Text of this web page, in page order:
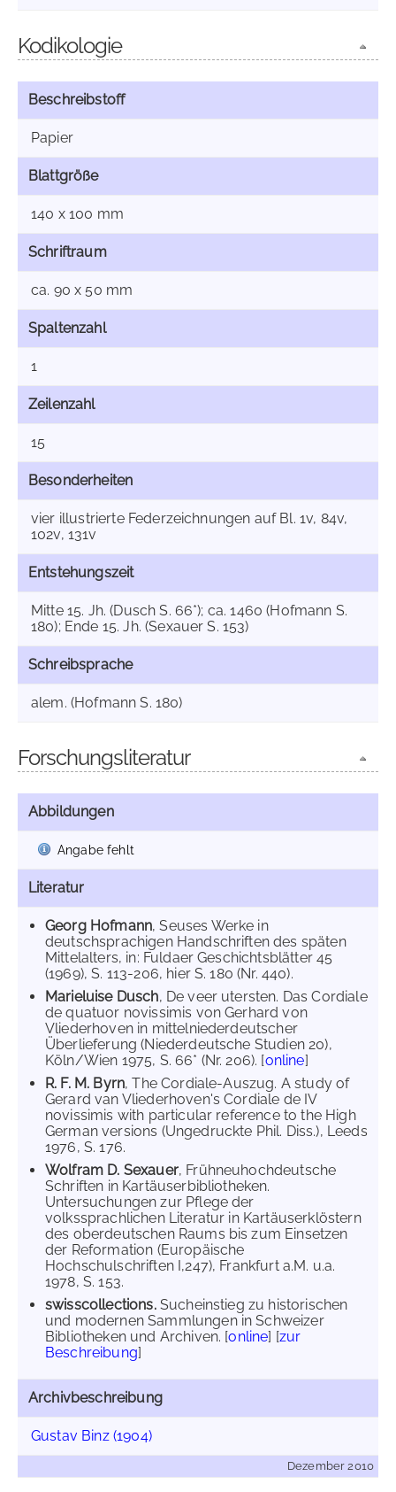
Kodikologie
Beschreibstoff
Papier
Blattgröße
140 x 100 mm
Schriftraum
ca. 90 x 50 mm
Spaltenzahl
1
Zeilenzahl
15
Besonderheiten
vier illustrierte Federzeichnungen auf Bl. 1v, 84v,
102v, 131v
Entstehungszeit
Mitte 15. Jh. (Dusch S. 66*); ca. 1460 (Hofmann S.
180); Ende 15. Jh. (Sexauer S. 153)
Schreibsprache
alem. (Hofmann S. 180)
Forschungsliteratur
Abbildungen
Angabe fehlt
Literatur
Georg Hofmann, Seuses Werke in
deutschsprachigen Handschriften des späten
Mittelalters, in: Fuldaer Geschichtsblätter 45
(1969), S. 113-206, hier S. 180 (Nr. 440).
Marieluise Dusch, De veer utersten. Das Cordiale
de quatuor novissimis von Gerhard von
Vliederhoven in mittelniederdeutscher
Überlieferung (Niederdeutsche Studien 20),
Köln/Wien 1975, S. 66* (Nr. 206). [online]
R. F. M. Byrn, The Cordiale-Auszug. A study of
Gerard van Vliederhoven's Cordiale de IV
novissimis with particular reference to the High
German versions (Ungedruckte Phil. Diss.), Leeds
1976, S. 176.
Wolfram D. Sexauer, Frühneuhochdeutsche
Schriften in Kartäuserbibliotheken.
Untersuchungen zur Pflege der
volkssprachlichen Literatur in Kartäuserklöstern
des oberdeutschen Raums bis zum Einsetzen
der Reformation (Europäische
Hochschulschriften I,247), Frankfurt a.M. u.a.
1978, S. 153.
swisscollections.Sucheinstieg zu historischen
und modernen Sammlungen in Schweizer
Bibliotheken und Archiven. [online] [zur
Beschreibung]
Archivbeschreibung
Gustav Binz (1904)
Dezember 2010